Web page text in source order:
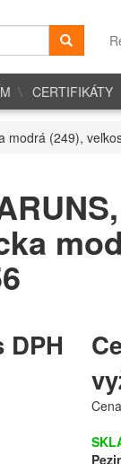
CERTIFIKÁTY
modrá (249),
DPH